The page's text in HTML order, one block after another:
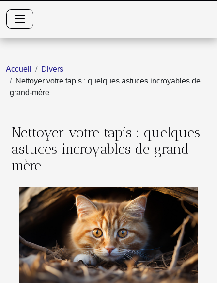
Accueil
Divers
Nettoyer votre tapis : quelques astuces incroyables de
grand-mère
Nettoyer votre tapis : quelques
astuces incroyables de grand-
mère